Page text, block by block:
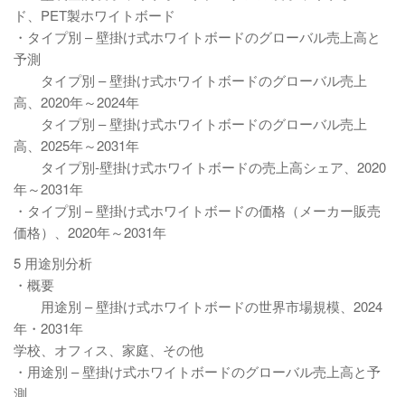
ド、PET製ホワイトボード
・タイプ別 – 壁掛け式ホワイトボードのグローバル売上高と
予測
タイプ別 – 壁掛け式ホワイトボードのグローバル売上
高、2020年～2024年
タイプ別 – 壁掛け式ホワイトボードのグローバル売上
高、2025年～2031年
タイプ別-壁掛け式ホワイトボードの売上高シェア、2020
年～2031年
・タイプ別 – 壁掛け式ホワイトボードの価格（メーカー販売
価格）、2020年～2031年
5 用途別分析
・概要
用途別 – 壁掛け式ホワイトボードの世界市場規模、2024
年・2031年
学校、オフィス、家庭、その他
・用途別 – 壁掛け式ホワイトボードのグローバル売上高と予
測